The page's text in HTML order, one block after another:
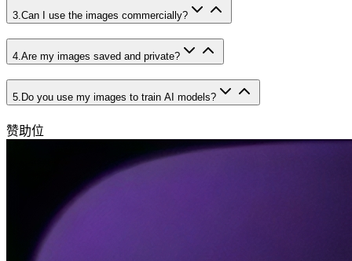
3.Can I use the images commercially?
4.Are my images saved and private?
5 Do you use my images to train AI models?
赞助位